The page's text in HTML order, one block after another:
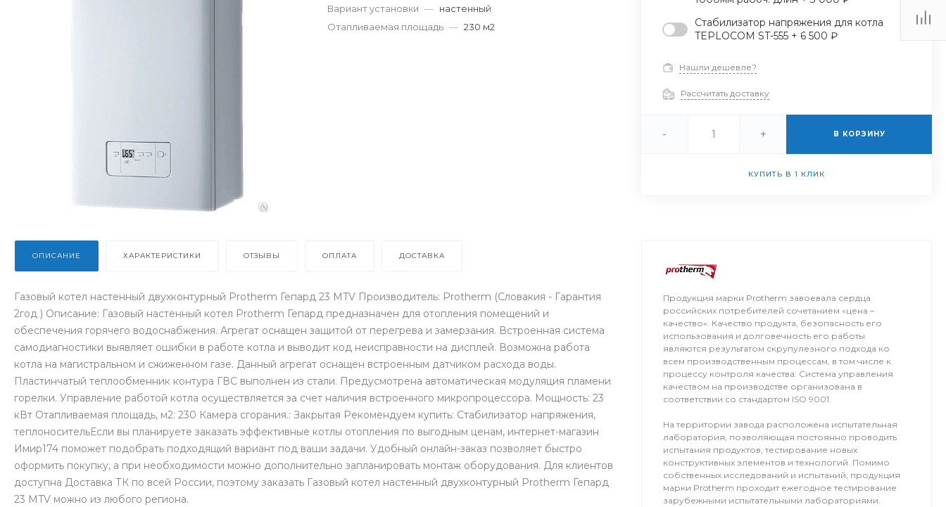
Вариант установки — настенный
Отапливаемая площадь — 230 м2
Стабилизатор напряжения для котла
TEPLOCOM ST-555 + 6 500 ₽
Нашли дешевле?
Рассчитать доставку
- + В КОРЗИНУ
КУПИТЬ В 1 КЛИК
ОПИСАНИЕ ХАРАКТЕРИСТИКИ ОТЗЫВЫ ОПЛАТА ДОСТАВКА
Газовый котел настенный двухконтурный Protherm Гепард 23 MTV Производитель: Protherm (Словакия - Гарантия
2год ) Описание: Газовый настенный котел Protherm Гепард предназначен для отопления помещений и
обеспечения горячего водоснабжения. Агрегат оснащен защитой от перегрева и замерзания. Встроенная система
самодиагностики выявляет ошибки в работе котла и выводит код неисправности на дисплей. Возможна работа
котла на магистральном и сжиженном газе. Данный агрегат оснащен встроенным датчиком расхода воды.
Пластинчатый теплообменник контура ГВС выполнен из стали. Предусмотрена автоматическая модуляция пламени
горелки. Управление работой котла осуществляется за счет наличия встроенного микропроцессора. Мощность: 23
кВт Отапливаемая площадь, м2: 230 Камера сгорания.: Закрытая Рекомендуем купить: Стабилизатор напряжения,
теплоносительЕсли вы планируете заказать эффективные котлы отопления по выгодным ценам, интернет-магазин
Имир174 поможет подобрать подходящий вариант под ваши задачи. Удобный онлайн-заказ позволяет быстро
оформить покупку, а при необходимости можно дополнительно запланировать монтаж оборудования. Для клиентов
доступна Доставка ТК по всей России, поэтому заказать Газовый котел настенный двухконтурный Protherm Гепард
23 MTV можно из любого региона.
Продукция марки Protherm завоевала сердца
российских потребителей сочетанием «цена –
качество». Качество продукта, безопасность его
использования и долговечность его работы
являются результатом скрупулезного подхода ко
всем производственным процессам, в том числе к
процессу контроля качества. Система управления
качеством на производстве организована в
соответствии со стандартом ISO 9001.
На территории завода расположена испытательная
лаборатория, позволяющая постоянно проводить
испытания продуктов, тестирование новых
конструктивных элементов и технологий. Помимо
собственных исследований и испытаний, продукция
марки Protherm проходит ежегодное тестирование
зарубежными испытательными лабораториями.